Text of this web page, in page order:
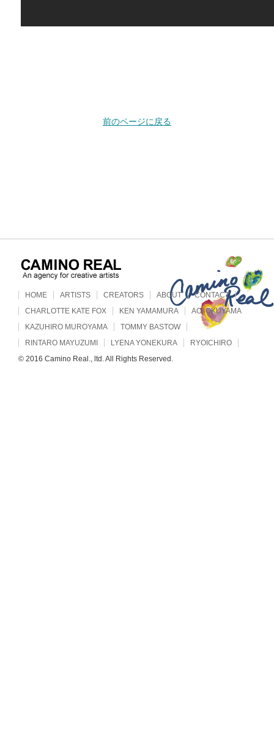
前のページに戻る
HOME ARTISTS CREATORS ABOUT
CONTACT
CHARLOTTE KATE FOX
KEN YAMAMURA
AOI OKUYAMA
KAZUHIRO MUROYAMA
TOMMY BASTOW
RINTARO MAYUZUMI
LYENA YONEKURA
RYOICHIRO
© 2016 Camino Real., ltd. All Rights Reserved.